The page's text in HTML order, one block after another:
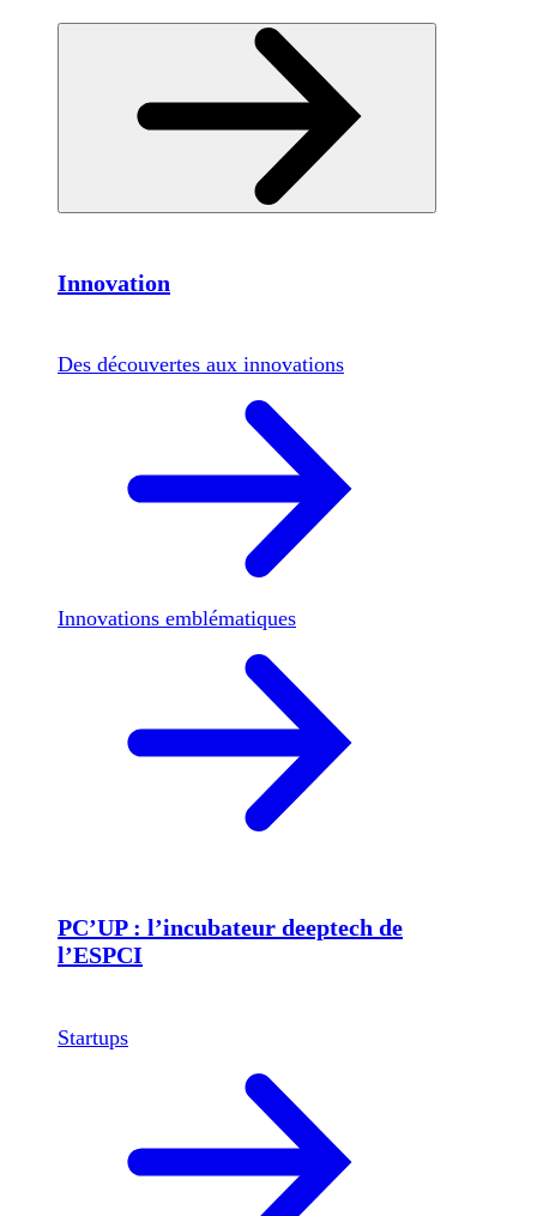
Innovation
Des découvertes aux innovations
Innovations emblématiques
PC’UP : l’incubateur deeptech de
l’ESPCI
Startups